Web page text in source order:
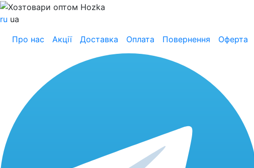
ru ua
Про нас
Акції Доставка Оплата Повернення Оферта